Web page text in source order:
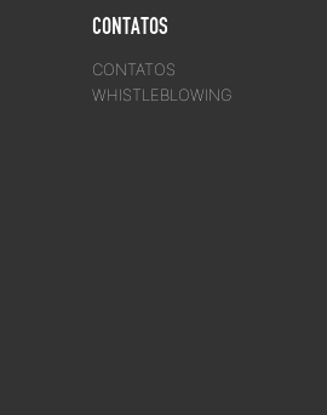
CONTATOS
CONTATOS
WHISTLEBLOWING